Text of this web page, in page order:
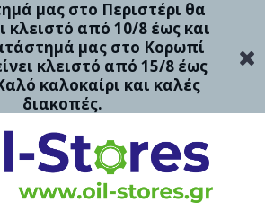
μας στο Περιστέρι θα
κλειστό από 10/8 έως και
μας στο Κορωπί
κλειστό από 15/8 έως
καλοκαίρι και καλές
διακοπές.